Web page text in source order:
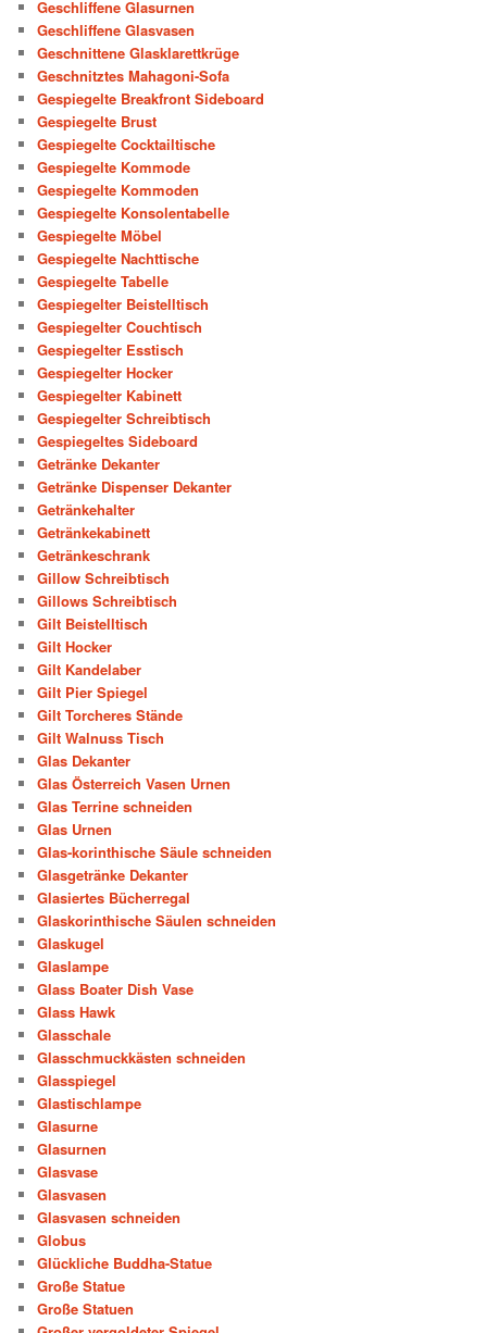
Geschliffene Glasurnen
Geschliffene Glasvasen
Geschnittene Glasklarettkrüge
Geschnitztes Mahagoni-Sofa
Gespiegelte Breakfront Sideboard
Gespiegelte Brust
Gespiegelte Cocktailtische
Gespiegelte Kommode
Gespiegelte Kommoden
Gespiegelte Konsolentabelle
Gespiegelte Möbel
Gespiegelte Nachttische
Gespiegelte Tabelle
Gespiegelter Beistelltisch
Gespiegelter Couchtisch
Gespiegelter Esstisch
Gespiegelter Hocker
Gespiegelter Kabinett
Gespiegelter Schreibtisch
Gespiegeltes Sideboard
Getränke Dekanter
Getränke Dispenser Dekanter
Getränkehalter
Getränkekabinett
Getränkeschrank
Gillow Schreibtisch
Gillows Schreibtisch
Gilt Beistelltisch
Gilt Hocker
Gilt Kandelaber
Gilt Pier Spiegel
Gilt Torcheres Stände
Gilt Walnuss Tisch
Glas Dekanter
Glas Österreich Vasen Urnen
Glas Terrine schneiden
Glas Urnen
Glas-korinthische Säule schneiden
Glasgetränke Dekanter
Glasiertes Bücherregal
Glaskorinthische Säulen schneiden
Glaskugel
Glaslampe
Glass Boater Dish Vase
Glass Hawk
Glasschale
Glasschmuckkästen schneiden
Glasspiegel
Glastischlampe
Glasurne
Glasurnen
Glasvase
Glasvasen
Glasvasen schneiden
Globus
Glückliche Buddha-Statue
Große Statue
Große Statuen